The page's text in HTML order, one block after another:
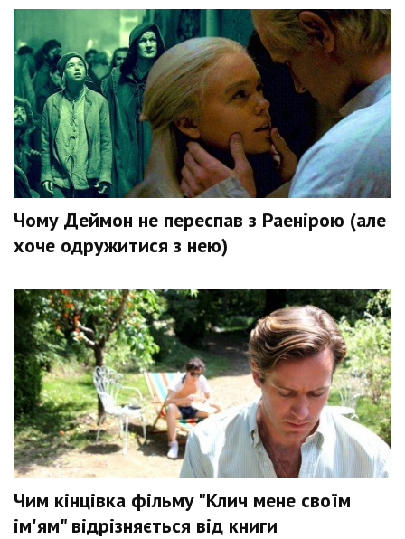
Чому Деймон не переспав з Раенірою (але
хоче одружитися з нею)
Чим кінцівка фільму "Клич мене своїм
ім'ям" відрізняється від книги